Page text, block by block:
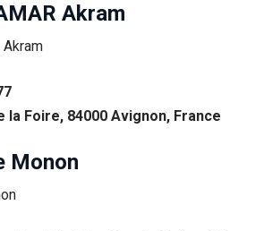
Akram
la Foire, 84000 Avignon, France
Monon